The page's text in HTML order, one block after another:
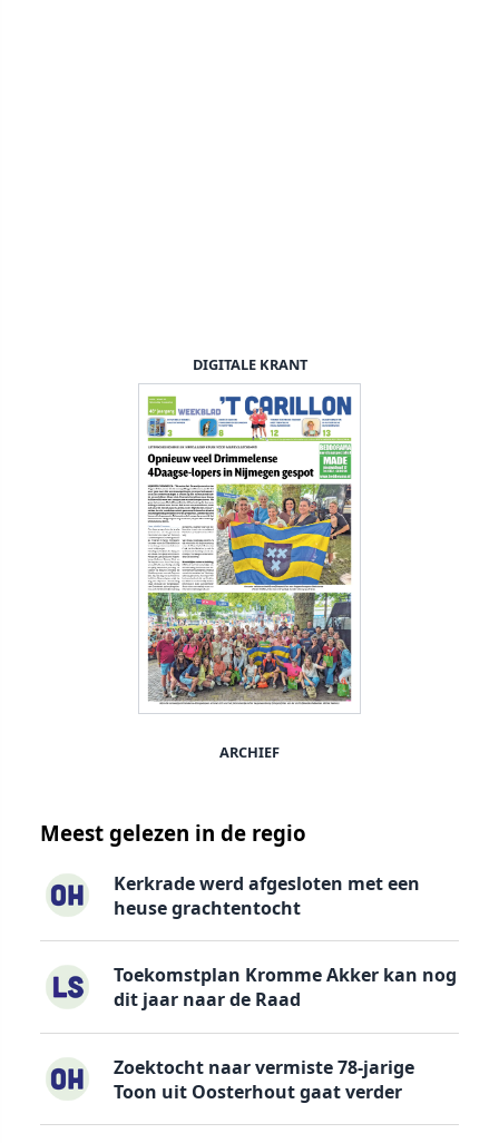
DIGITALE KRANT
ARCHIEF
Meest gelezen in de regio
Kerkrade werd afgesloten met een
heuse grachtentocht
Toekomstplan Kromme Akker kan nog
dit jaar naar de Raad
Zoektocht naar vermiste 78-jarige
Toon uit Oosterhout gaat verder